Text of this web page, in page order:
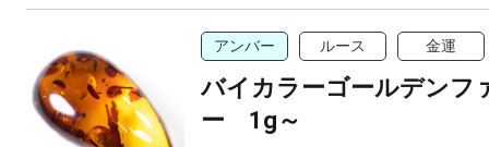
アンバー ルース 金運
バイカラーゴールデンフ
ー 1g～